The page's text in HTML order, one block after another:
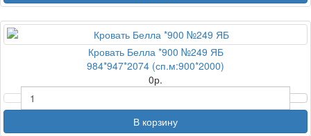
Кровать Белла *900 №249 ЯБ
984*947*2074 (сп.м:900*2000)
0р.
В корзину